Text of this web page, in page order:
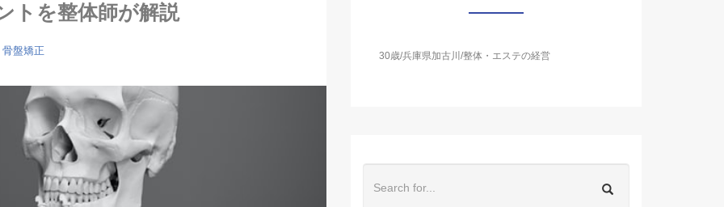
トを整体師が解説
骨盤矯正 30歳/兵庫県加古川/整体・エステの経営